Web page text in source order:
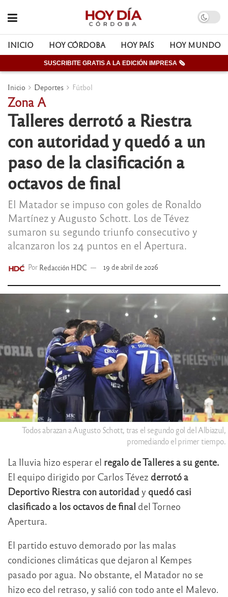
INICIO HOY CÓRDOBA HOY PAÍS HOY MUNDO
SUSCRIBITE GRATIS A LA EDICIÓN IMPRESA 🗞
Inicio Deportes Fútbol
Zona A
Talleres derrotó a Riestra
con autoridad y quedó a un
paso de la clasificación a
octavos de final
El Matador se impuso con goles de Ronaldo
Martínez y Augusto Schott. Los de Tévez
sumaron su segundo triunfo consecutivo y
alcanzaron los 24 puntos en el Apertura.
Por Redacción HDC 19 de abril de 2026
Todos abrazan a Augusto Schott, tras el segundo gol del Albiazul,
promediando el primer tiempo.
La lluvia hizo esperar el regalo de Talleres a su gente.
El equipo dirigido por Carlos Tévez derrotó a
Deportivo Riestra con autoridady quedó casi
clasificado a los octavos de final del Torneo
Apertura.
El partido estuvo demorado por las malas
condiciones climáticas que dejaron al Kempes
pasado por agua. No obstante, el Matador no se
hizo eco del retraso, y salió con todo ante el Malevo.